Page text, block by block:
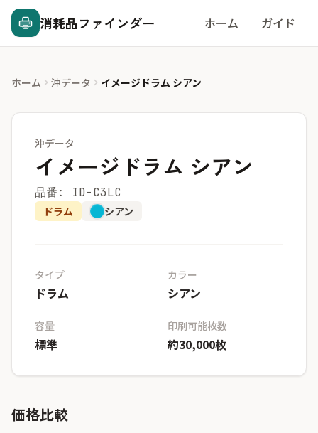
消耗品ファインダー ホーム ガイド
ホーム 沖データ イメージドラム シアン
沖データ
イメージドラム シアン
品番: ID-C3LC
ドラム シアン
タイプ
ドラム
カラー
シアン
容量
標準
印刷可能枚数
約30,000枚
価格比較